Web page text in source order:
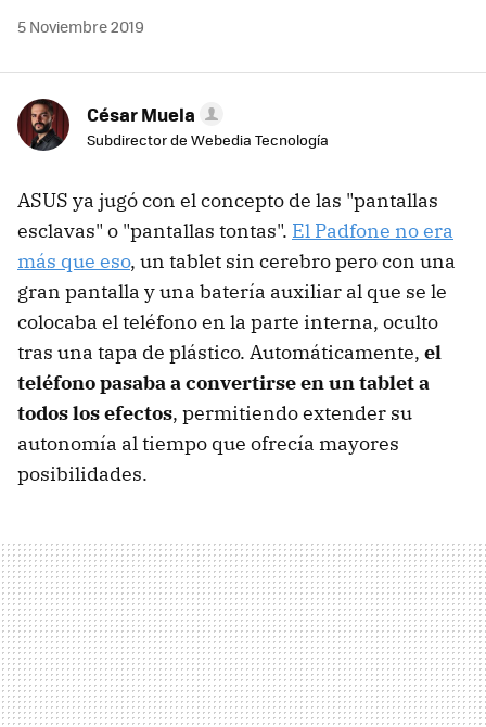
5 Noviembre 2019
César Muela
Subdirector de Webedia Tecnología
ASUS ya jugó con el concepto de las "pantallas
esclavas" o "pantallas tontas". El Padfone no era
más que eso, un tablet sin cerebro pero con una
gran pantalla y una batería auxiliar al que se le
colocaba el teléfono en la parte interna, oculto
tras una tapa de plástico. Automáticamente, el
teléfono pasaba a convertirse en un tablet a
todos los efectos, permitiendo extender su
autonomía al tiempo que ofrecía mayores
posibilidades.